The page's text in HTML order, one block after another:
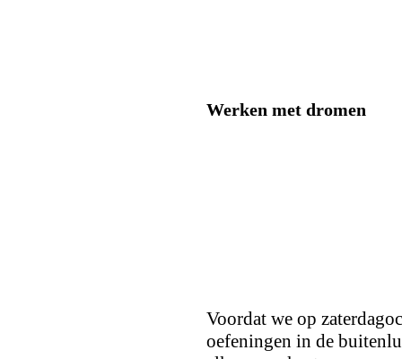
Werken met dromen
Voordat we op
oefeningen in de